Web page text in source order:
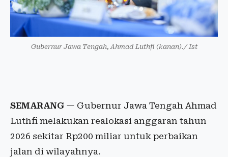
Gubernur Jawa Tengah, Ahmad Luthfi (kanan)./ Ist
SEMARANG — Gubernur Jawa Tengah Ahmad
Luthfi melakukan realokasi anggaran tahun
2026 sekitar Rp200 miliar untuk perbaikan
jalan di wilayahnya.